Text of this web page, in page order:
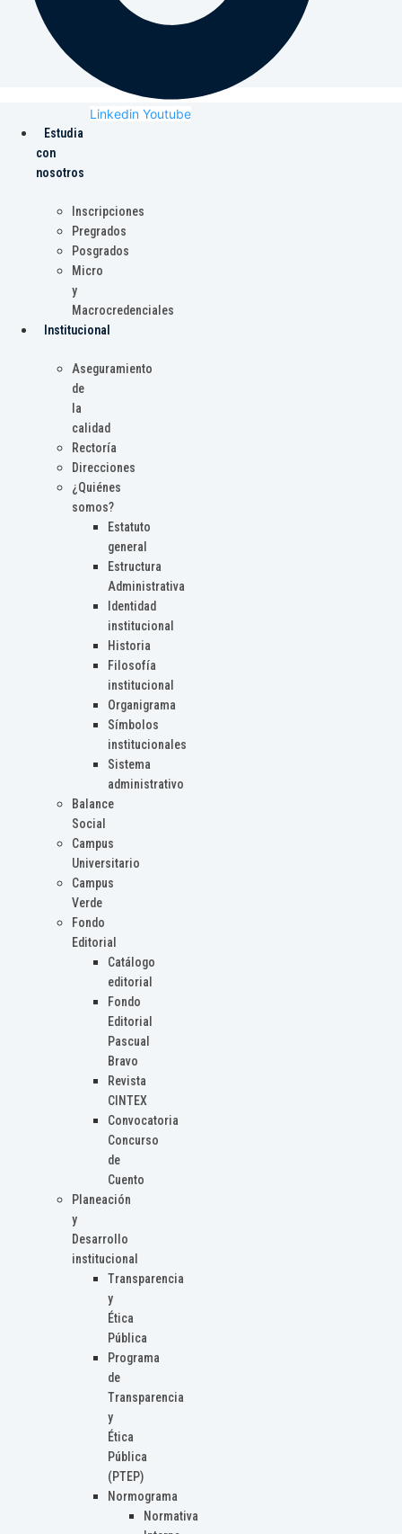
Linkedin Youtube
Estudia
con
nosotros
Inscripciones
Pregrados
Posgrados
Micro
y
Macrocredenciales
Institucional
Aseguramiento
de
la
calidad
Rectoría
Direcciones
¿Quiénes
somos?
Estatuto
general
Estructura
Administrativa
Identidad
institucional
Historia
Filosofía
institucional
Organigrama
Símbolos
institucionales
Sistema
administrativo
Balance
Social
Campus
Universitario
Campus
Verde
Fondo
Editorial
Catálogo
editorial
Fondo
Editorial
Pascual
Bravo
Revista
CINTEX
Convocatoria
Concurso
de
Cuento
Planeación
y
Desarrollo
institucional
Transparencia
y
Ética
Pública
Programa
de
Transparencia
y
Ética
Pública
(PTEP)
Normograma
Normativa